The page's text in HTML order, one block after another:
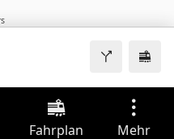
Fahrplan Mehr